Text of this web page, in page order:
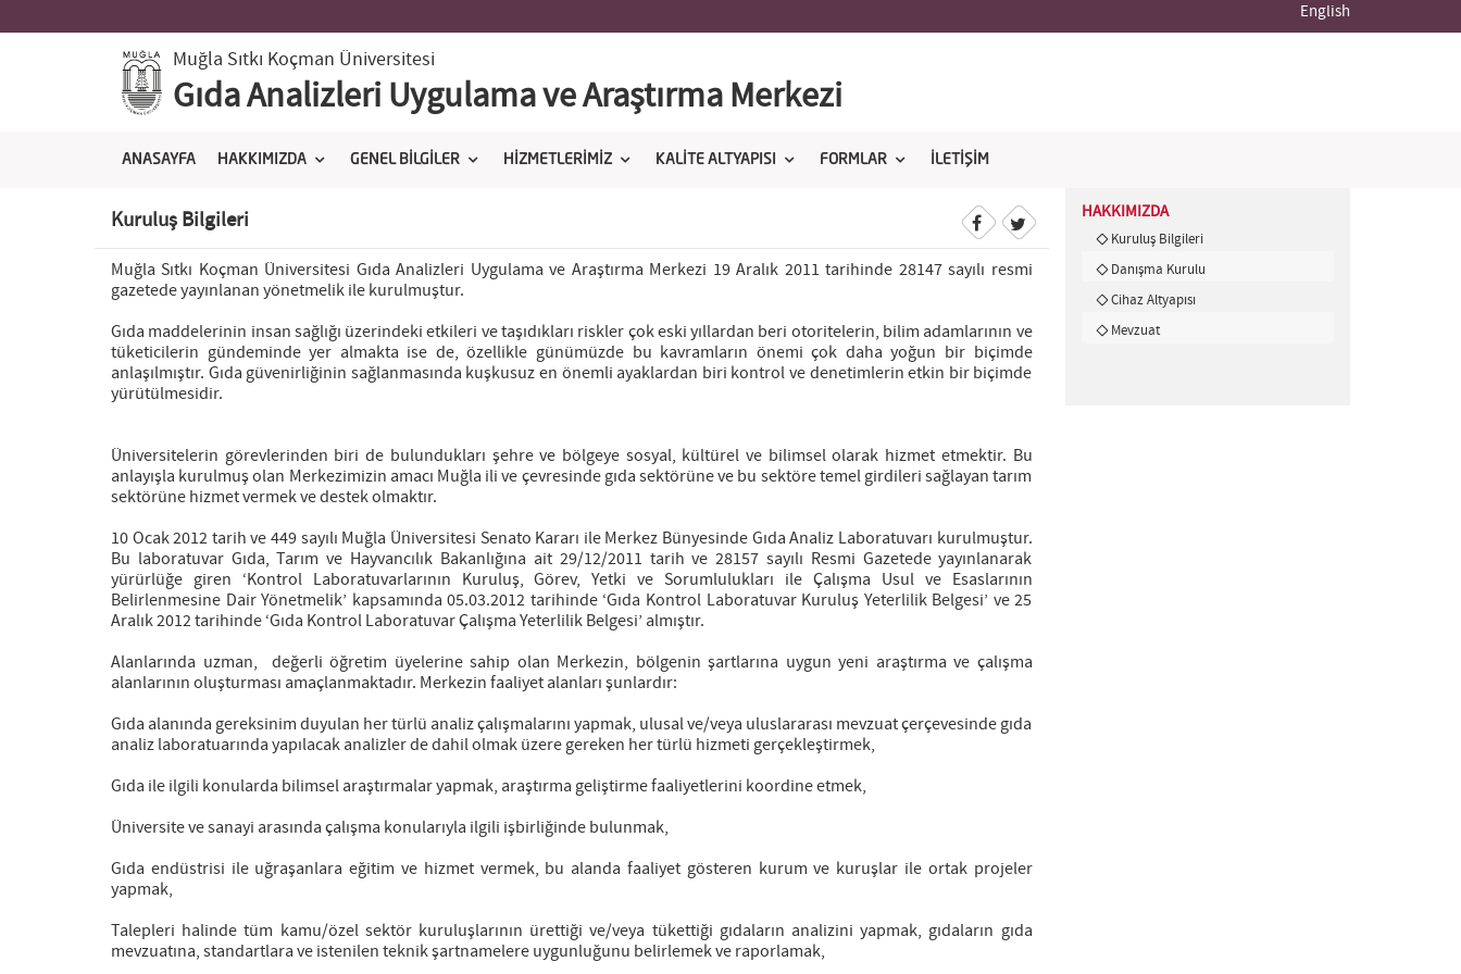
English
Muğla Sıtkı Koçman Üniversitesi
Gıda Analizleri Uygulama ve Araştırma Merkezi
ANASAYFA HAKKIMIZDA GENEL BİLGİLER HİZMETLERİMİZ KALİTE ALTYAPISI FORMLAR İLETİŞİM
Kuruluş Bilgileri
Muğla Sıtkı Koçman Üniversitesi Gıda Analizleri Uygulama ve Araştırma Merkezi 19 Aralık 2011 tarihinde 28147 sayılı resmi
gazetede yayınlanan yönetmelik ile kurulmuştur.
Gıda maddelerinin insan sağlığı üzerindeki etkileri ve taşıdıkları riskler çok eski yıllardan beri otoritelerin, bilim adamlarının ve
tüketicilerin gündeminde yer almakta ise de, özellikle günümüzde bu kavramların önemi çok daha yoğun bir biçimde
anlaşılmıştır. Gıda güvenirliğinin sağlanmasında kuşkusuz en önemli ayaklardan biri kontrol ve denetimlerin etkin bir biçimde
yürütülmesidir.
Üniversitelerin görevlerinden biri de bulundukları şehre ve bölgeye sosyal, kültürel ve bilimsel olarak hizmet etmektir. Bu
anlayışla kurulmuş olan Merkezimizin amacı Muğla ili ve çevresinde gıda sektörüne ve bu sektöre temel girdileri sağlayan tarım
sektörüne hizmet vermek ve destek olmaktır.
10 Ocak 2012 tarih ve 449 sayılı Muğla Üniversitesi Senato Kararı ile Merkez Bünyesinde Gıda Analiz Laboratuvarı kurulmuştur.
Bu laboratuvar Gıda, Tarım ve Hayvancılık Bakanlığına ait 29/12/2011 tarih ve 28157 sayılı Resmi Gazetede yayınlanarak
yürürlüğe giren ‘Kontrol Laboratuvarlarının Kuruluş, Görev, Yetki ve Sorumlulukları ile Çalışma Usul ve Esaslarının
Belirlenmesine Dair Yönetmelik’ kapsamında 05.03.2012 tarihinde ‘Gıda Kontrol Laboratuvar Kuruluş Yeterlilik Belgesi’ ve 25
Aralık 2012 tarihinde ‘Gıda Kontrol Laboratuvar Çalışma Yeterlilik Belgesi’ almıştır.
Alanlarında uzman, değerli öğretim üyelerine sahip olan Merkezin, bölgenin şartlarına uygun yeni araştırma ve çalışma
alanlarının oluşturması amaçlanmaktadır. Merkezin faaliyet alanları şunlardır:
Gıda alanında gereksinim duyulan her türlü analiz çalışmalarını yapmak, ulusal ve/veya uluslararası mevzuat çerçevesinde gıda
analiz laboratuarında yapılacak analizler de dahil olmak üzere gereken her türlü hizmeti gerçekleştirmek,
Gıda ile ilgili konularda bilimsel araştırmalar yapmak, araştırma geliştirme faaliyetlerini koordine etmek,
Üniversite ve sanayi arasında çalışma konularıyla ilgili işbirliğinde bulunmak,
Gıda endüstrisi ile uğraşanlara eğitim ve hizmet vermek, bu alanda faaliyet gösteren kurum ve kuruşlar ile ortak projeler
yapmak,
Talepleri halinde tüm kamu/özel sektör kuruluşlarının ürettiği ve/veya tükettiği gıdaların analizini yapmak, gıdaların gıda
mevzuatına, standartlara ve istenilen teknik şartnamelere uygunluğunu belirlemek ve raporlamak,
HAKKIMIZDA
Kuruluş Bilgileri
Danışma Kurulu
Cihaz Altyapısı
Mevzuat